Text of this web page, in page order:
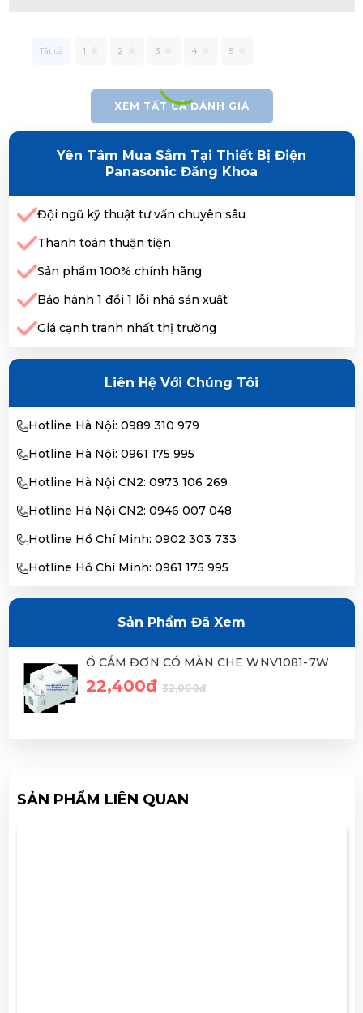
Tất cả 1 2 3 4 5
XEM TẤT CẢ ĐÁNH GIÁ
Yên Tâm Mua Sắm Tại Thiết Bị Điện
Panasonic Đăng Khoa
Đội ngũ kỹ thuật tư vấn chuyên sâu
Thanh toán thuận tiện
Sản phẩm 100% chính hãng
Bảo hành 1 đổi 1 lỗi nhà sản xuất
Giá cạnh tranh nhất thị trường
Liên Hệ Với Chúng Tôi
Hotline Hà Nội: 0989 310 979
Hotline Hà Nội: 0961 175 995
Hotline Hà Nội CN2: 0973 106 269
Hotline Hà Nội CN2: 0946 007 048
Hotline Hồ Chí Minh: 0902 303 733
Hotline Hồ Chí Minh: 0961 175 995
Sản Phẩm Đã Xem
Ổ CẮM ĐƠN CÓ MÀN CHE WNV1081-7W
22,400đ 32,000đ
SẢN PHẨM LIÊN QUAN